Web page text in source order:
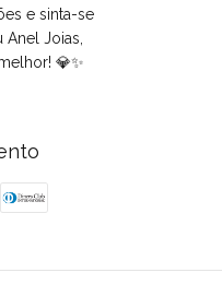
e sinta-se
Joias,
💎✨